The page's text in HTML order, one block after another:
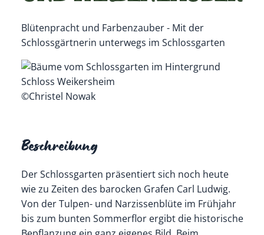
Blütenpracht und Farbenzauber - Mit der
Schlossgärtnerin unterwegs im Schlossgarten
©Christel Nowak
Beschreibung
Der Schlossgarten präsentiert sich noch heute
wie zu Zeiten des barocken Grafen Carl Ludwig.
Von der Tulpen- und Narzissenblüte im Frühjahr
bis zum bunten Sommerflor ergibt die historische